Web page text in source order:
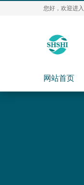
您好，欢迎进
网站首页